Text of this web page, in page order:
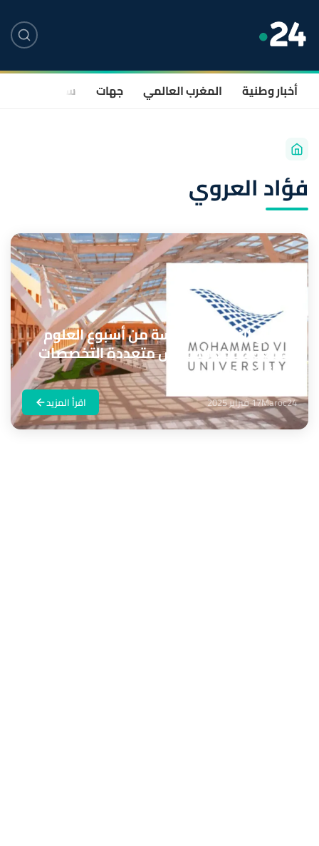
أخبار وطنية المغرب العالمي جهات سياسة
فؤاد العروي
انطلاق النسخة الخامسة من أسبوع العلوم
بجامعة محمد السادس متعددة التخصصات
التقنية ببنجرير
Maroc2417 فبراير 2025 اقرأ المزيد